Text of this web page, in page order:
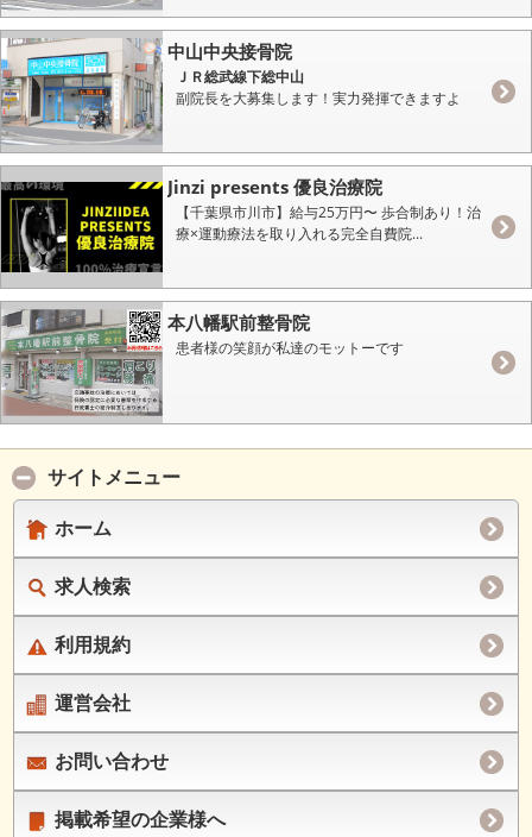
中山中央接骨院
ＪＲ総武線下総中山
副院長を大募集します！実力発揮できますよ
Jinzi presents 優良治療院
【千葉県市川市】給与25万円〜 歩合制あり！治
療×運動療法を取り入れる完全自費院...
本八幡駅前整骨院
患者様の笑顔が私達のモットーです
サイトメニュー
ホーム
求人検索
利用規約
運営会社
お問い合わせ
掲載希望の企業様へ